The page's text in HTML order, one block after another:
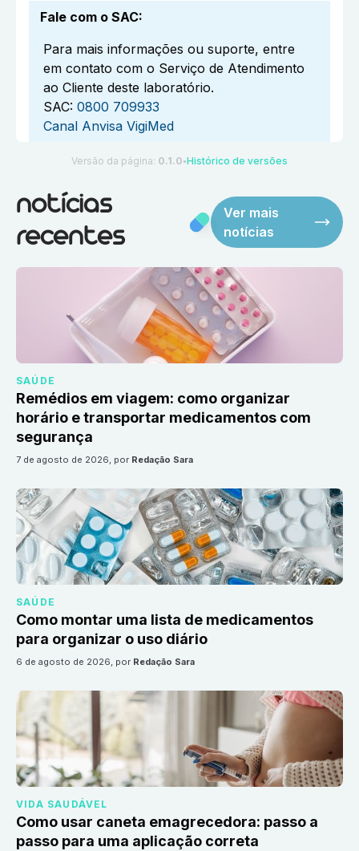
Fale com o SAC:
Para mais informações ou suporte, entre
em contato com o Serviço de Atendimento
ao Cliente deste laboratório.
SAC: 0800 709933
Canal Anvisa VigiMed
Versão da página: 0.1.0 ●Histórico de versões
notícias
recentes
Ver mais
notícias
SAÚDE
Remédios em viagem: como organizar
horário e transportar medicamentos com
segurança
7 de agosto de 2026, por Redação Sara
SAÚDE
Como montar uma lista de medicamentos
para organizar o uso diário
6 de agosto de 2026, por Redação Sara
VIDA SAUDÁVEL
Como usar caneta emagrecedora: passo a
passo para uma aplicação correta